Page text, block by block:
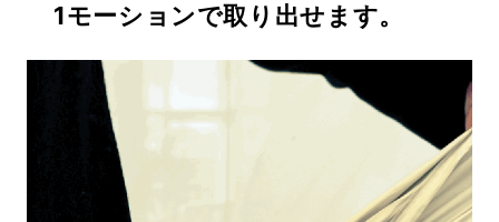
1モーションで取り出せます。